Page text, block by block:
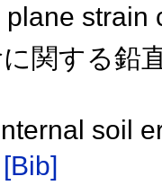
plane
関する鉛
soil
[Bib]